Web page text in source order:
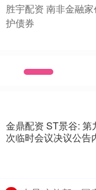
胜宇配资 南非金融
护债券
金鼎配资 ST景谷:
次临时会议决议公告